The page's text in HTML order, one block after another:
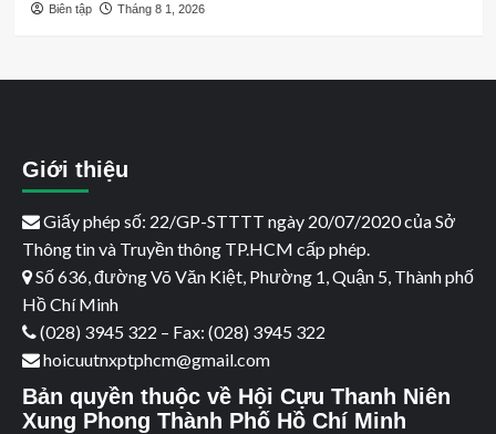
Biên tập Tháng 8 1, 2026
Giới thiệu
Giấy phép số: 22/GP-STTTT ngày 20/07/2020 của Sở
Thông tin và Truyền thông TP.HCM cấp phép.
Số 636, đường Võ Văn Kiệt, Phường 1, Quận 5, Thành phố
Hồ Chí Minh
(028) 3945 322 – Fax: (028) 3945 322
hoicuutnxptphcm@gmail.com
Bản quyền thuộc về Hội Cựu Thanh Niên
Xung Phong Thành Phố Hồ Chí Minh